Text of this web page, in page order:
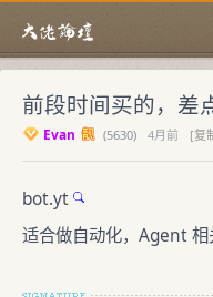
前段时间买的，差
Evan (5630) 4月前
[复
bot.yt
适合做自动化，Agent 相